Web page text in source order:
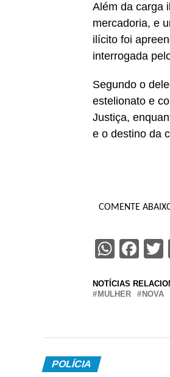
Além da carga
mercadoria, e
ilícito foi
interrogada
Segundo o
estelionato e
Justiça,
e o destino da
COMENTE
NOTÍCIAS
MULHER
NOVA
POLÍCIA